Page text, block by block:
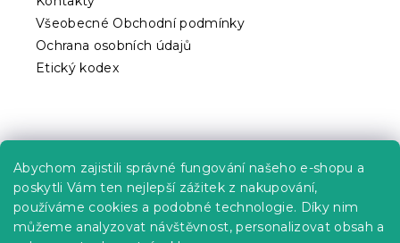
Abychom zajistili správné fungování našeho e-shopu a
poskytli Vám ten nejlepší zážitek z nakupování,
používáme cookies a podobné technologie. Díky nim
můžeme analyzovat návštěvnost, personalizovat obsah a
Všeobecné Obchodní podmínky
Ochrana osobních údajů
Etický kodex
Kariéra
Poptávky a B2B spolupráce